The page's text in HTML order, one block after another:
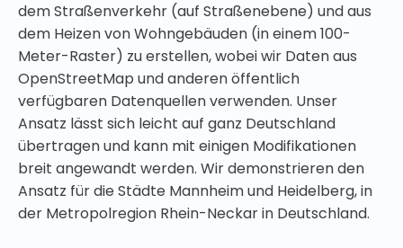
dem Straßenverkehr (auf Straßenebene) und aus
dem Heizen von Wohngebäuden (in einem 100-
Meter-Raster) zu erstellen, wobei wir Daten aus
OpenStreetMap und anderen öffentlich
verfügbaren Datenquellen verwenden. Unser
Ansatz lässt sich leicht auf ganz Deutschland
übertragen und kann mit einigen Modifikationen
breit angewandt werden. Wir demonstrieren den
Ansatz für die Städte Mannheim und Heidelberg, in
der Metropolregion Rhein-Neckar in Deutschland.